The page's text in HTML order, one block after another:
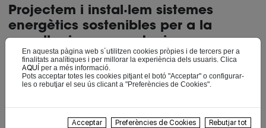
Projectem i instal·lem sistemes
energètics sostenibles per a la
seva llar i empresa, tenim una
àmplia experiència de més de
25 anys en el sector elèctric i
de 16 anys en el camp de les
En aquesta pàgina web s´utilitzen cookies pròpies i de tercers per a
finalitats analítiques i per millorar la experiència dels usuaris. Clica
AQUÍ per a més informació.
Pots acceptar totes les cookies pitjant el botó "Acceptar" o configurar-
les o rebutjar el seu ús clicant a "Preferències de Cookies".
Acceptar Preferències de Cookies Rebutjar tot